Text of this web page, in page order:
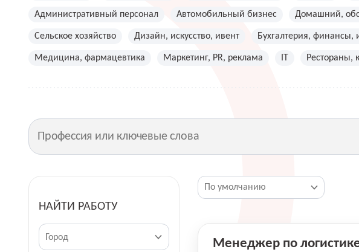
Административный персонал Автомобильный бизнес Домашний,
Сельское хозяйство Дизайн, искусство, ивент Бухгалтерия, финансы,
Медицина, фармацевтика Маркетинг, PR, реклама Рестораны,
НАЙТИ РАБОТУ
Город Менеджер по